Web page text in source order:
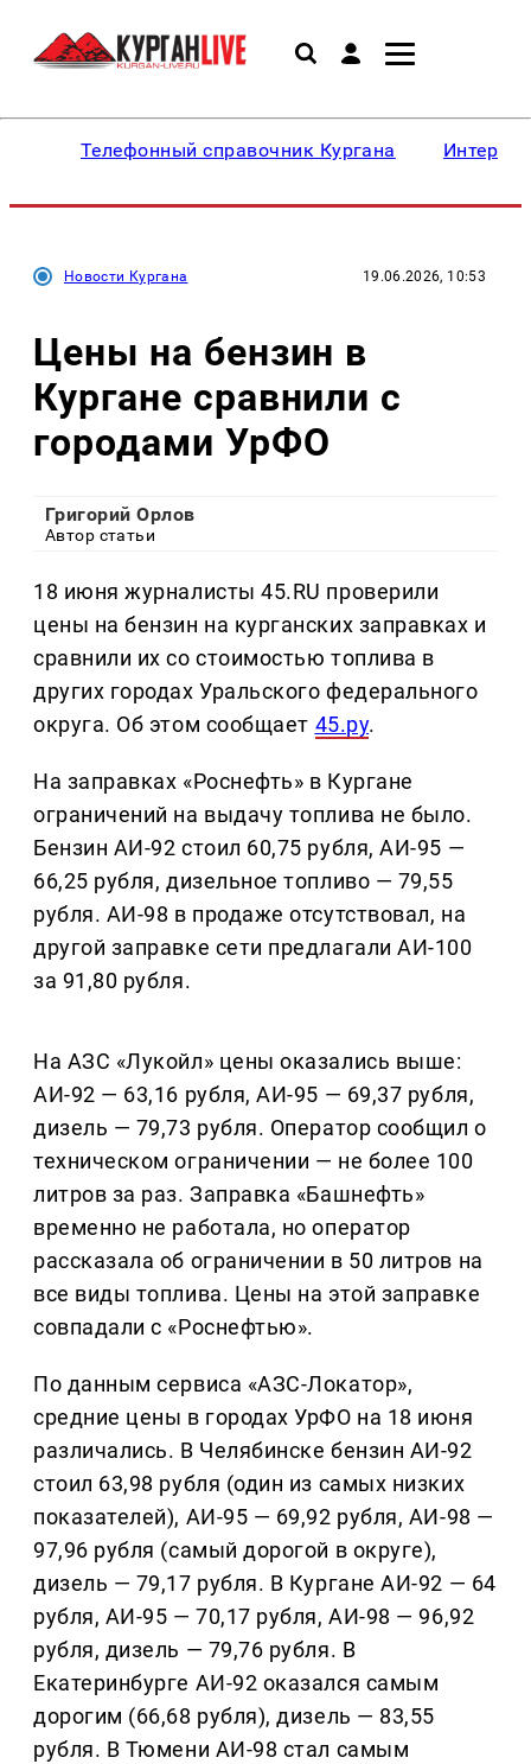
Телефонный справочник Кургана
Новости Кургана 19.06.2026, 10:53
Цены на бензин в
Кургане сравнили с
городами УрФО
Григорий Орлов
Автор статьи
18 июня журналисты 45.RU проверили
цены на бензин на курганских заправках и
сравнили их со стоимостью топлива в
других городах Уральского федерального
округа. Об этом сообщает 45.ру.
На заправках «Роснефть» в Кургане
ограничений на выдачу топлива не было.
Бензин АИ-92 стоил 60,75 рубля, АИ-95 —
66,25 рубля, дизельное топливо — 79,55
рубля. АИ-98 в продаже отсутствовал, на
другой заправке сети предлагали АИ-100
за 91,80 рубля.
На АЗС «Лукойл» цены оказались выше:
АИ-92 — 63,16 рубля, АИ-95 — 69,37 рубля,
дизель — 79,73 рубля. Оператор сообщил о
техническом ограничении — не более 100
литров за раз. Заправка «Башнефть»
временно не работала, но оператор
рассказала об ограничении в 50 литров на
все виды топлива. Цены на этой заправке
совпадали с «Роснефтью».
По данным сервиса «АЗС-Локатор»,
средние цены в городах УрФО на 18 июня
различались. В Челябинске бензин АИ-92
стоил 63,98 рубля (один из самых низких
показателей), АИ-95 — 69,92 рубля, АИ-98 —
97,96 рубля (самый дорогой в округе),
дизель — 79,17 рубля. В Кургане АИ-92 — 64
рубля, АИ-95 — 70,17 рубля, АИ-98 — 96,92
рубля, дизель — 79,76 рубля. В
Екатеринбурге АИ-92 оказался самым
дорогим (66,68 рубля), дизель — 83,55
рубля. В Тюмени АИ-98 стал самым